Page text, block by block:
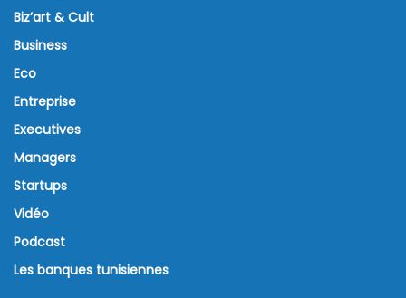
Biz’art & Cult
Business
Eco
Entreprise
Executives
Managers
Startups
Vidéo
Podcast
Les banques tunisiennes